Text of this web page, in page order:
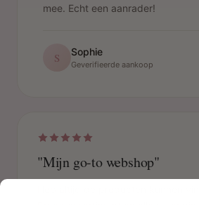
mee. Echt een aanrader!
S Sophie
Geverifieerde aankoop
"Mijn go-to webshop"